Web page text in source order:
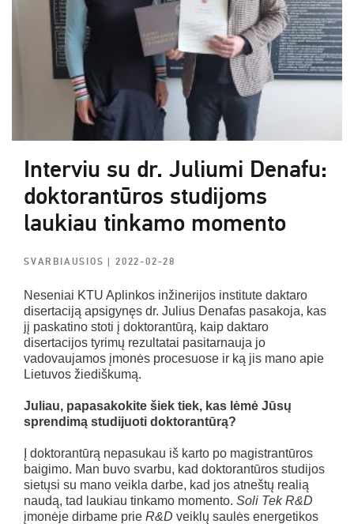
Interviu su dr. Juliumi Denafu:
doktorantūros studijoms
laukiau tinkamo momento
SVARBIAUSIOS | 2022-02-28
Neseniai KTU Aplinkos inžinerijos institute daktaro
disertaciją apsigynęs dr. Julius Denafas pasakoja, kas
jį paskatino stoti į doktorantūrą, kaip daktaro
disertacijos tyrimų rezultatai pasitarnauja jo
vadovaujamos įmonės procesuose ir ką jis mano apie
Lietuvos žiediškumą.
Juliau, papasakokite šiek tiek, kas lėmė Jūsų
sprendimą studijuoti doktorantūrą?
Į doktorantūrą nepasukau iš karto po magistrantūros
baigimo. Man buvo svarbu, kad doktorantūros studijos
sietųsi su mano veikla darbe, kad jos atneštų realią
naudą, tad laukiau tinkamo momento. Soli Tek R&D
įmonėje dirbame prie R&D veiklų saulės energetikos